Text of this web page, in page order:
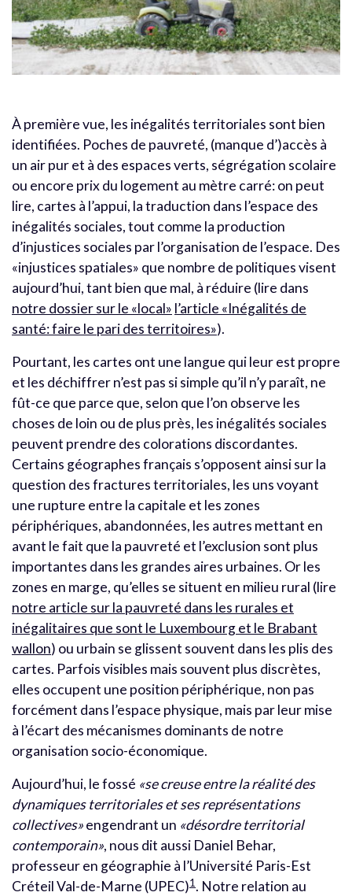
À première vue, les inégalités territoriales sont bien
identifiées. Poches de pauvreté, (manque d’)accès à
un air pur et à des espaces verts, ségrégation scolaire
ou encore prix du logement au mètre carré: on peut
lire, cartes à l’appui, la traduction dans l’espace des
inégalités sociales, tout comme la production
d’injustices sociales par l’organisation de l’espace. Des
«injustices spatiales» que nombre de politiques visent
aujourd’hui, tant bien que mal, à réduire (lire dans
notre dossier sur le «local» l’article «Inégalités de
santé: faire le pari des territoires»).
Pourtant, les cartes ont une langue qui leur est propre
et les déchiffrer n’est pas si simple qu’il n’y paraît, ne
fût-ce que parce que, selon que l’on observe les
choses de loin ou de plus près, les inégalités sociales
peuvent prendre des colorations discordantes.
Certains géographes français s’opposent ainsi sur la
question des fractures territoriales, les uns voyant
une rupture entre la capitale et les zones
périphériques, abandonnées, les autres mettant en
avant le fait que la pauvreté et l’exclusion sont plus
importantes dans les grandes aires urbaines. Or les
zones en marge, qu’elles se situent en milieu rural (lire
notre article sur la pauvreté dans les rurales et
inégalitaires que sont le Luxembourg et le Brabant
wallon) ou urbain se glissent souvent dans les plis des
cartes. Parfois visibles mais souvent plus discrètes,
elles occupent une position périphérique, non pas
forcément dans l’espace physique, mais par leur mise
à l’écart des mécanismes dominants de notre
organisation socio-économique.
Aujourd’hui, le fossé «se creuse entre la réalité des
dynamiques territoriales et ses représentations
collectives»engendrant un «désordre territorial
contemporain», nous dit aussi Daniel Behar,
professeur en géographie à l’Université Paris-Est
Créteil Val-de-Marne (UPEC)1. Notre relation au